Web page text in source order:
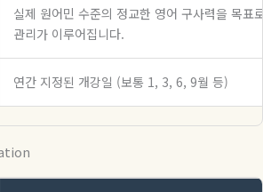
실제 원어민 수준의 정교한 영어 구사력을 목표
관리가 이루어집니다.
연간 지정된 개강일 (보통 1, 3, 6, 9월 등)